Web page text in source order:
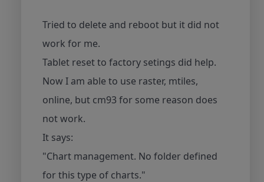
Tried to delete and reboot but it did not
work for me.
Tablet reset to factory setings did help.
Now I am able to use raster, mtiles,
online, but cm93 for some reason does
not work.
It says:
"Chart management. No folder defined
for this type of charts."